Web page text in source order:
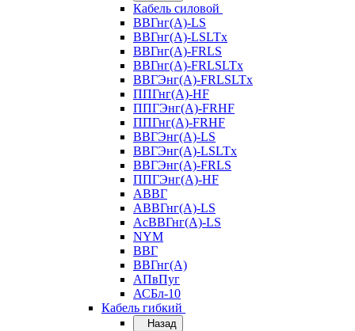
Кабель силовой
ВВГнг(А)-LS
ВВГнг(А)-LSLTx
ВВГнг(А)-FRLS
ВВГнг(А)-FRLSLTx
ВВГЭнг(А)-FRLSLTx
ППГнг(А)-HF
ППГЭнг(А)-FRHF
ППГнг(А)-FRHF
ВВГЭнг(А)-LS
ВВГЭнг(А)-LSLTx
ВВГЭнг(А)-FRLS
ППГЭнг(А)-HF
АВВГ
АВВГнг(А)-LS
АсВВГнг(А)-LS
NYM
ВВГ
ВВГнг(А)
АПвПуг
АСБл-10
Кабель гибкий
Назад